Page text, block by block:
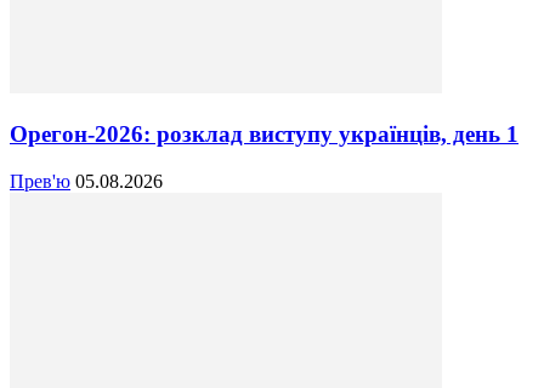
Орегон-2026: розклад виступу українців, день 1
Прев'ю 05.08.2026